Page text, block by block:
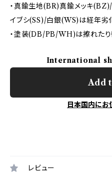
・真鍮生地(BR)真鍮メッキ
イブシ(SS)/白銀(WS)は経年劣
・塗装(DB/PB/WH)は擦れた
International
Add
日本国内にお
レビュー